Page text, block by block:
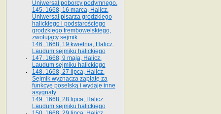
Uniwersał poborcy podymnego.
145. 1668, 16 marca, Halicz.
Uniwersał pisarza grodzkiego
halickiego i podstarościego
grodzkiego trembowelskiego,
zwołujący sejmik
146. 1668, 19 kwietnia, Halicz.
Laudum sejmiku halickiego
147. 1668, 9 maja, Halicz.
Laudum sejmiku halickiego
148. 1668, 27 lipca, Halicz.
Sejmik wyznacza zapłatę za
funkcyę poselską i wydaje inne
asygnaty
149. 1668, 28 lipca, Halicz.
Laudum sejmiku halickiego